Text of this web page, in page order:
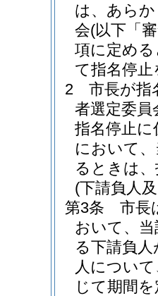
は、あら
会(以下「
項に定め
て指名停
2
市長が指
者選定委
指名停止
において
るときは
(下請負人
第3条
市長
おいて、
る下請負
人につい
じて期間